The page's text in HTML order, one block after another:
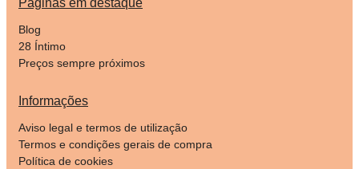
Blog
28 Íntimo
Preços sempre próximos
Informações
Aviso legal e termos de utilização
Termos e condições gerais de compra
Política de cookies